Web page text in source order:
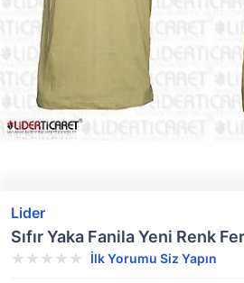
Lider
Sıfır Yaka Fanila Yeni Renk
İlk Yorumu Siz Yapın